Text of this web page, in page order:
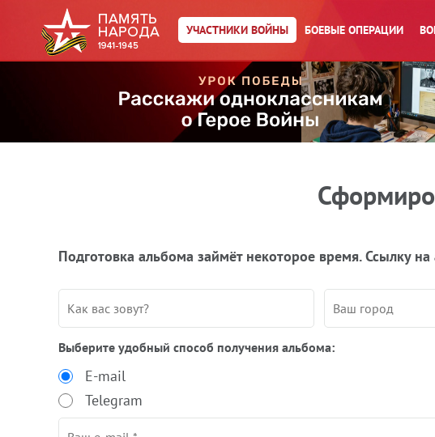
УЧАСТНИКИ ВОЙНЫ БОЕВЫЕ ОПЕРАЦИИ
Подготовка альбома займёт некоторое время. Ссылку
Выберите удобный способ получения альбома:
E-mail
Telegram